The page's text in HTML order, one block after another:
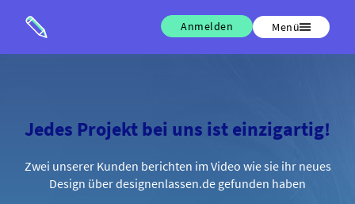
Anmelden Menü
Jedes Projekt bei uns ist einzigartig!
Zwei unserer Kunden berichten im Video wie sie ihr neues
Design über designenlassen.de gefunden haben